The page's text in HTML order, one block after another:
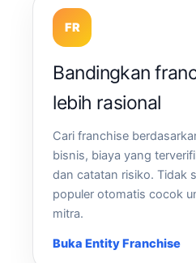
FR
Bandingkan
lebih rasional
Cari franchise
bisnis, biaya yang
dan catatan risiko. Tidak
populer otomatis cocok
mitra.
Buka Entity Franchise